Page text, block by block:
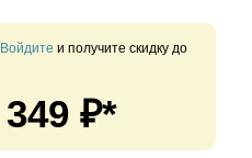
Войдите и получите скидку до
349₽*